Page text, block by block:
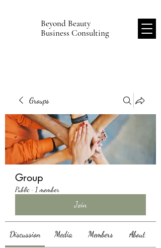
Beyond Beauty
Business Consulting
Groups
Group
Public · 1 member
Join
Discussion Media Members About